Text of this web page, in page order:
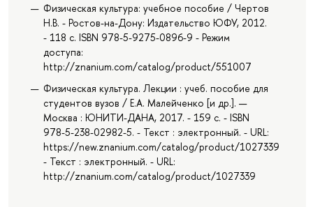
Физическая культура: учебное пособие / Чертов
Н.В. - Ростов-на-Дону: Издательство ЮФУ, 2012.
- 118 с. ISBN 978-5-9275-0896-9 - Режим
доступа:
http://znanium.com/catalog/product/551007
Физическая культура. Лекции : учеб. пособие для
студентов вузов / Е.А. Малейченко [и др.]. —
Москва : ЮНИТИ-ДАНА, 2017. - 159 с. - ISBN
978-5-238-02982-5. - Текст : электронный. - URL:
https://new.znanium.com/catalog/product/1027339
- Текст : электронный. - URL:
http://znanium.com/catalog/product/1027339